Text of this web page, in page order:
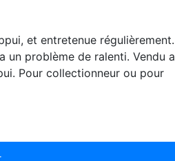
et entretenue régulièrement.
un problème de ralenti. Vendu a
Pour collectionneur ou pour